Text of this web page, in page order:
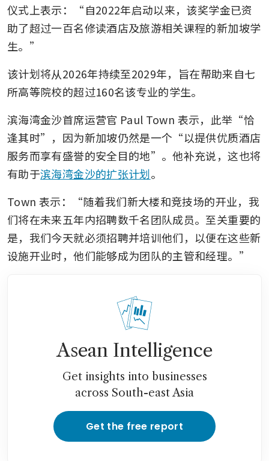
仪式上表示：“自2022年启动以来，该奖学金已资
助了超过一百名修读酒店及旅游相关课程的新加坡学
生。”
该计划将从2026年持续至2029年，旨在帮助来自七
所高等院校的超过160名该专业的学生。
滨海湾金沙首席运营官 Paul Town 表示，此举“恰
逢其时”，因为新加坡仍然是一个“以提供优质酒店
服务而享有盛誉的安全目的地”。他补充说，这也将
有助于滨海湾金沙的扩张计划。
Town 表示：“随着我们新大楼和竞技场的开业，我
们将在未来五年内招聘数千名团队成员。至关重要的
是，我们今天就必须招聘并培训他们，以便在这些新
设施开业时，他们能够成为团队的主管和经理。”
Asean Intelligence
Get insights into businesses
across South-east Asia
Get the free report